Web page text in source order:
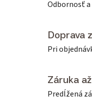
Odbornosť a
Doprava
Pri
Záruka
Predĺžená